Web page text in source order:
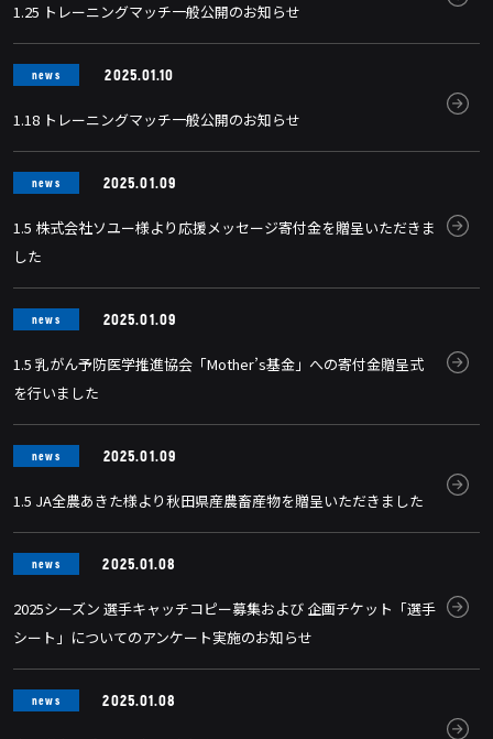
1.25 トレーニングマッチ一般公開のお知らせ
news 2025.01.10
1.18 トレーニングマッチ一般公開のお知らせ
news 2025.01.09
1.5 株式会社ソユー様より応援メッセージ寄付金を贈呈いただきま
した
news 2025.01.09
1.5 乳がん予防医学推進協会「Mother’s基金」への寄付金贈呈式
を行いました
news 2025.01.09
1.5 JA全農あきた様より秋田県産農畜産物を贈呈いただきました
news 2025.01.08
2025シーズン 選手キャッチコピー募集および 企画チケット「選手
シート」についてのアンケート実施のお知らせ
news 2025.01.08